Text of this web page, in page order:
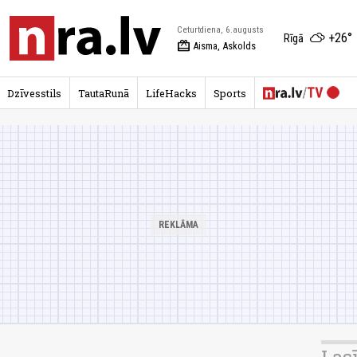
Ceturtdiena, 6.augusts
redeem Aisma, Askolds
Rīgā +26°
Dzīvesstils TautaRunā LifeHacks Sports